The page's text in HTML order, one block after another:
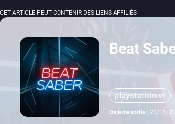
CET ARTICLE PEUT CONTENIR DES LIENS AFFILIÉS
Beat
playstation vr
Date de sortie : 20/11/